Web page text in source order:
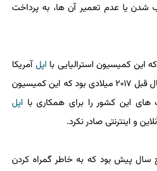
شدن یا عدم تعمیر آن ها، به پرداخت
این كمیسیون استرالیایی با اپلآمریكا
درگیر شده است، بلكه در سال قبل ۲۰۱۷ میلادی بود كه این كمیسیون
های این كشور را برای همكاری با اپل
و اینترنتی صادر نكرد.
پیش بود كه به خاطر گمراه كردن